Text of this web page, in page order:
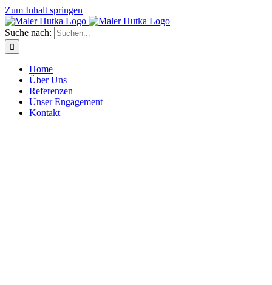
Zum Inhalt springen
Suche nach:
Home
Über Uns
Referenzen
Unser Engagement
Kontakt